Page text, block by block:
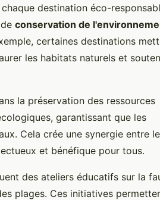
destination éco-
conservation de
certaines destinations
les habitats naturels et
la préservation des ressources
garantissant que les
Cela crée une synergie entre
et bénéfique pour tous.
des ateliers éducatifs sur la
plages. Ces initiatives